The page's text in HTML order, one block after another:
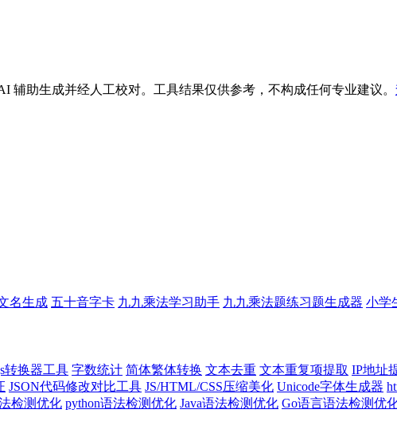
辅助生成并经人工校对。工具结果仅供参考，不构成任何专业建议。
名生成 五十音字卡 九九乘法学习助手 九九乘法题练习题生成器 小学
转换器工具 字数统计 简体繁体转换 文本去重 文本重复项提取 IP地址
JSON代码修改对比工具 JS/HTML/CSS压缩美化 Unicode字体生成器
检测优化 python语法检测优化 Java语法检测优化 Go语言语法检测优